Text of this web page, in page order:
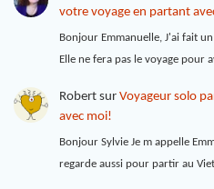
votre voyage en partant
Bonjour Emmanuelle, J'ai fait
Elle ne fera pas le voyage pour
Robertsur Voyageur solo
avec moi!
Bonjour Sylvie Je m appelle
regarde aussi pour partir au